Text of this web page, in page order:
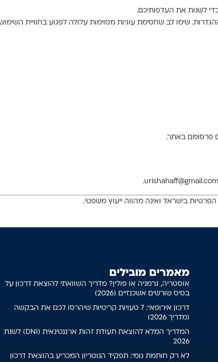
לשנות את העדפותיכם.
שימו לב שחסימת עוגיות מסוימות עלולה לפגוע בחוויית
עם פרסומם באתר.
בישראל ואינה מהווה ייעוץ משפטי.
מאמרים מובילים
אוסטריה, גרמניה או פולין? מדריך השוואתי להוצאת דרכון על
בסיס שורשים אשכנזיים (2026)
דרכון אירופאי: 7 טעויות קריטיות שיהרסו לכם את הבקשה
(מדריך 2026)
המדריך המלא להוצאת תעודת זהות ארגנטינאית (DNI) לשנת
2026
לא רק חותמת גומי: תפקיד הנוטריון המכריע בהוצאת דרכון